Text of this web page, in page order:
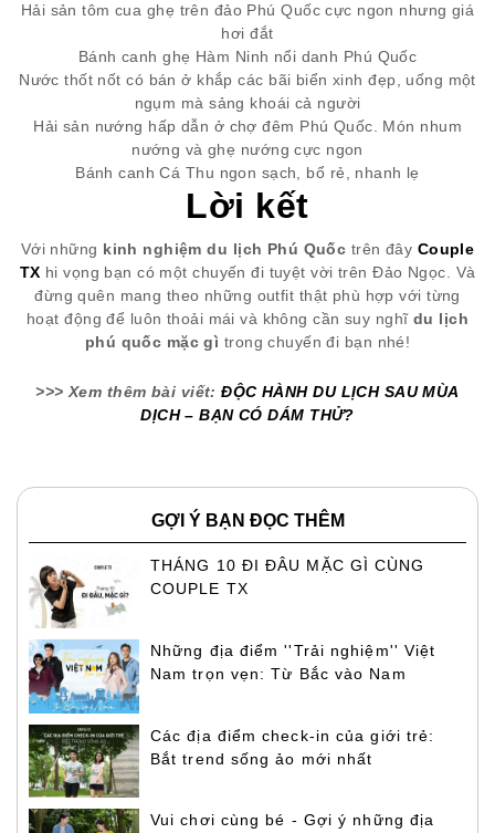
Hải sản tôm cua ghẹ trên đảo Phú Quốc cực ngon nhưng giá
hơi đắt
Bánh canh ghẹ Hàm Ninh nổi danh Phú Quốc
Nước thốt nốt có bán ở khắp các bãi biển xinh đẹp, uống một
ngụm mà sảng khoái cả người
Hải sản nướng hấp dẫn ở chợ đêm Phú Quốc. Món nhum
nướng và ghẹ nướng cực ngon
Bánh canh Cá Thu ngon sạch, bổ rẻ, nhanh lẹ
Lời kết
Với những kinh nghiệm du lịch Phú Quốc trên đây Couple
TX hi vọng bạn có một chuyến đi tuyệt vời trên Đảo Ngọc. Và
đừng quên mang theo những outfit thật phù hợp với từng
hoạt động để luôn thoải mái và không cần suy nghĩ du lịch
phú quốc mặc gì trong chuyến đi bạn nhé!
>>> Xem thêm bài viết:ĐỘC HÀNH DU LỊCH SAU MÙA
DỊCH – BẠN CÓ DÁM THỬ?
GỢI Ý BẠN ĐỌC THÊM
THÁNG 10 ĐI ĐÂU MẶC GÌ CÙNG
COUPLE TX
Những địa điểm ''Trải nghiệm'' Việt
Nam trọn vẹn: Từ Bắc vào Nam
Các địa điểm check-in của giới trẻ:
Bắt trend sống ảo mới nhất
Vui chơi cùng bé - Gợi ý những địa